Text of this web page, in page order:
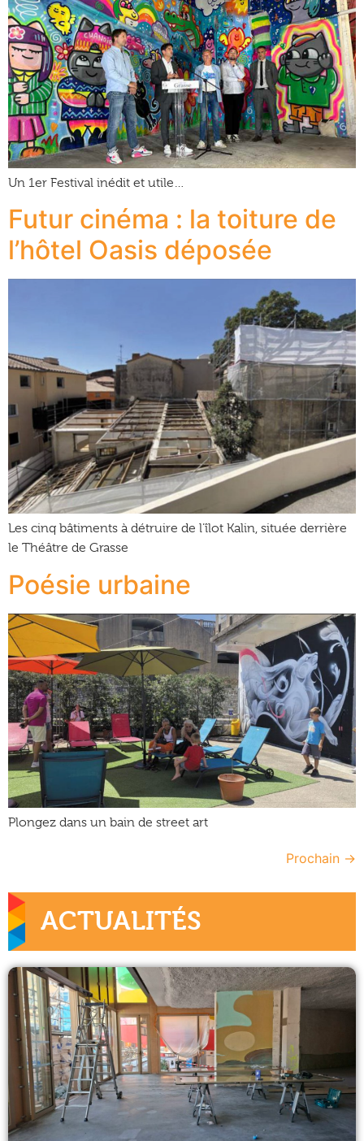
Un 1er Festival inédit et utile…
Futur cinéma : la toiture de
l’hôtel Oasis déposée
Les cinq bâtiments à détruire de l’îlot Kalin, située derrière
le Théâtre de Grasse
Poésie urbaine
Plongez dans un bain de street art
Prochain →
ACTUALITÉS